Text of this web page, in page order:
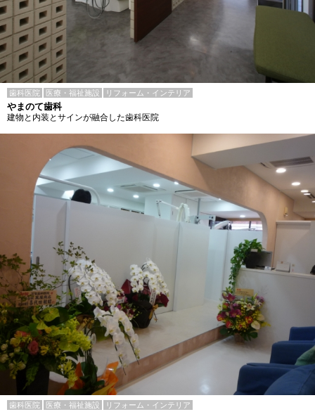
歯科医院 医療・福祉施設 リフォーム・インテリア
やまのて歯科
建物と内装とサインが融合した歯科医院
歯科医院 医療・福祉施設 リフォーム・インテリア